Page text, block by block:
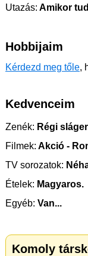
Utazás: Amikor
Hobbijaim
Kérdezd meg tőle,
Kedvenceim
Zenék: Régi
Filmek: Akció -
TV sorozatok:
Ételek: Magyaros.
Egyéb: Van...
Komoly